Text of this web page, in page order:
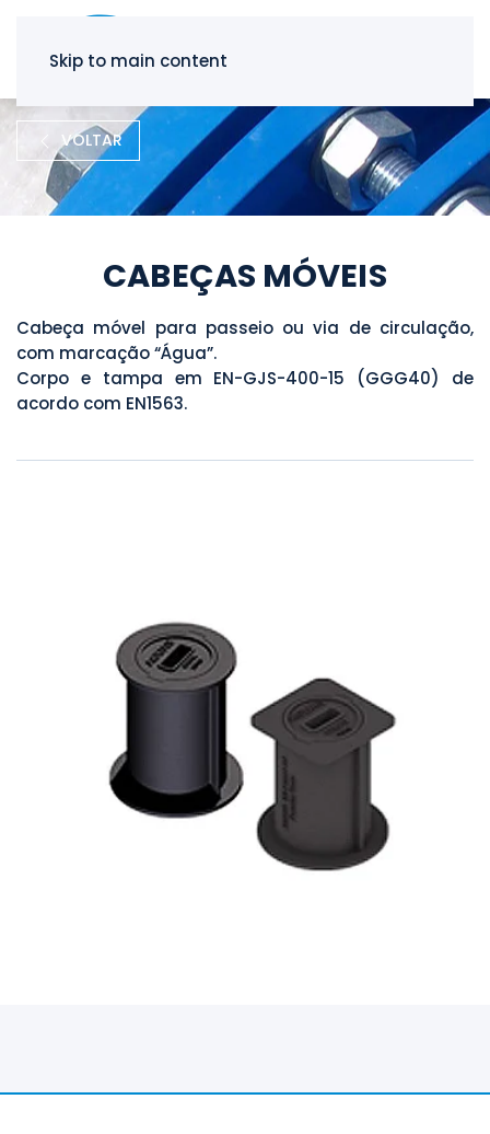
Skip to main content
VOLTAR
CABEÇAS MÓVEIS
Cabeça móvel para passeio ou via de circulação,
com marcação “Água”.
Corpo e tampa em EN-GJS-400-15 (GGG40) de
acordo com EN1563.